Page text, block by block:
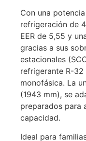
Con una
refrigeración de
EER de 5,55 y
gracias a sus
estacionales
refrigerante R-
monofásica. La
(1943 mm), se
preparados para
capacidad.
Ideal para